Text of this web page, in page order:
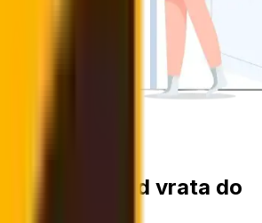
prtljage od vrata do